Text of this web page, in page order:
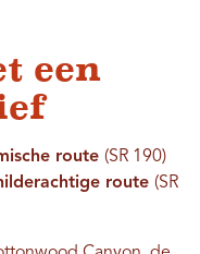
een
route (SR 190)
route (SR